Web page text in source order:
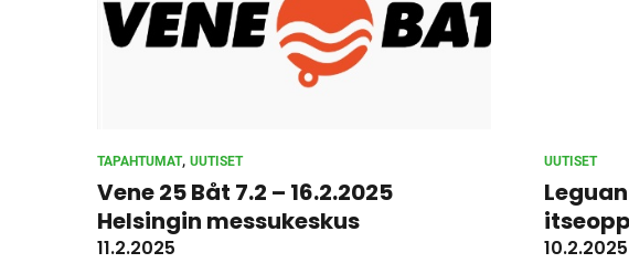
TAPAHTUMAT, UUTISET
Vene 25 Båt 7.2 – 16.2.2025
Helsingin messukeskus
11.2.2025
UUTISET
10.2.2025